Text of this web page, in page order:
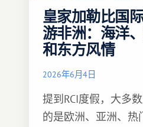
皇家加勒比国
游非洲：海洋
和东方风情
2026年6月4日
提到RCI度假，大多
的是欧洲、亚洲、热